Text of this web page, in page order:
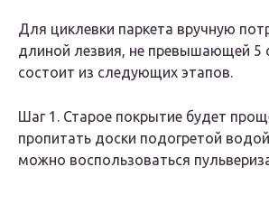
Для циклевки паркета вручную
длиной лезвия, не превышающей 5
состоит из следующих этапов.
Шаг 1. Старое покрытие будет
пропитать доски подогретой
можно воспользоваться